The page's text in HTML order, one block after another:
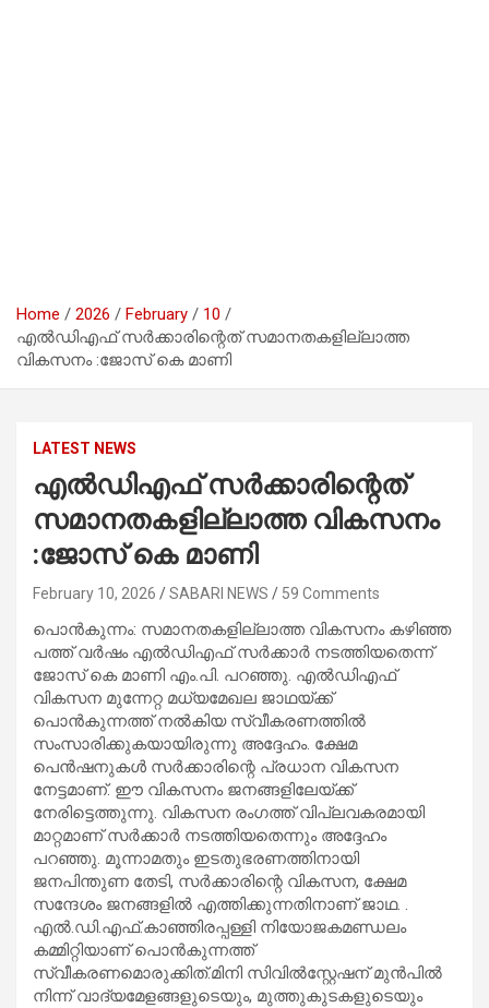
Home 2026 February
10
എൽഡിഎഫ് സർക്കാരിന്റെത് സമാനതകളില്ലാത്ത
വികസനം :ജോസ് കെ മാണി
LATEST NEWS
എൽഡിഎഫ് സർക്കാരിന്റെത്
സമാനതകളില്ലാത്ത വികസനം
:ജോസ് കെ മാണി
February 10, 2026 SABARI NEWS 59 Comments
പൊൻകുന്നം: സമാനതകളില്ലാത്ത വികസനം കഴിഞ്ഞ
പത്ത് വർഷം എൽഡിഎഫ് സർക്കാർ നടത്തിയതെന്ന്
ജോസ് കെ മാണി എം.പി. പറഞ്ഞു. എൽഡിഎഫ്
വികസന മുന്നേറ്റ മധ്യമേഖല ജാഥയ്ക്ക്
പൊൻകുന്നത്ത് നൽകിയ സ്വീകരണത്തിൽ
സംസാരിക്കുകയായിരുന്നു അദ്ദേഹം. ക്ഷേമ
പെൻഷനുകൾ സർക്കാരിന്റെ പ്രധാന വികസന
നേട്ടമാണ്. ഈ വികസനം ജനങ്ങളിലേയ്ക്ക്
നേരിട്ടെത്തുന്നു. വികസന രംഗത്ത് വിപ്ലവകരമായി
മാറ്റമാണ് സർക്കാർ നടത്തിയതെന്നും അദ്ദേഹം
പറഞ്ഞു. മൂന്നാമതും ഇടതുഭരണത്തിനായി
ജനപിന്തുണ തേടി, സർക്കാരിന്റെ വികസന, ക്ഷേമ
സന്ദേശം ജനങ്ങളിൽ എത്തിക്കുന്നതിനാണ് ജാഥ. .
എൽ.ഡി.എഫ്.കാഞ്ഞിരപ്പള്ളി നിയോജകമണ്ഡലം
കമ്മിറ്റിയാണ് പൊൻകുന്നത്ത്
സ്വീകരണമൊരുക്കിത്.മിനി സിവിൽസ്റ്റേഷന് മുൻപിൽ
നിന്ന് വാദ്യമേളങ്ങളുടെയും, മുത്തുകുടകളുടെയും